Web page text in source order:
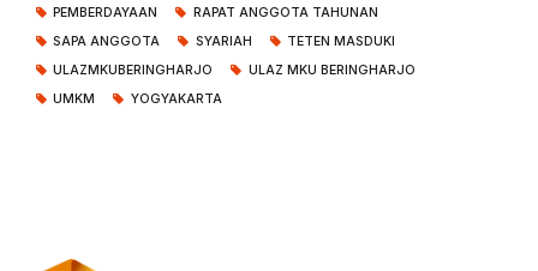
PEMBERDAYAAN
RAPAT ANGGOTA TAHUNAN
SAPA ANGGOTA
SYARIAH
TETEN MASDUKI
ULAZMKUBERINGHARJO
ULAZ MKU BERINGHARJO
UMKM
YOGYAKARTA